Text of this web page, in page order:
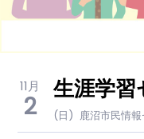
11月
2
生涯学
(日) 鹿沼市民情